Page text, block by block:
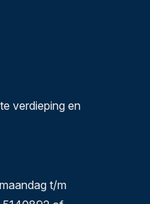
verdieping en
t/m